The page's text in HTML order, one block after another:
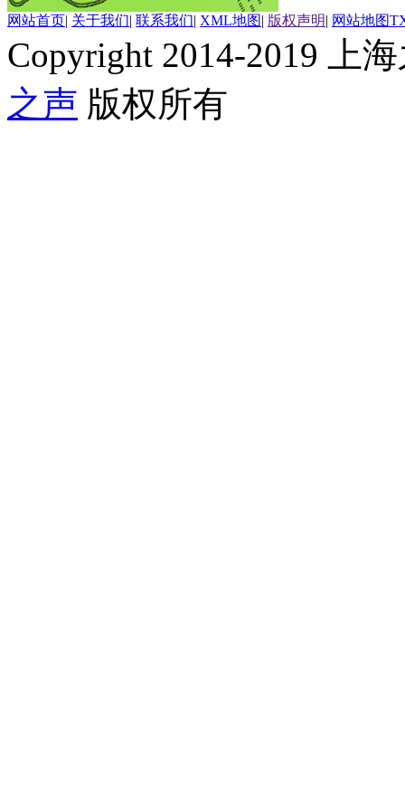
网站首页 关于我们 联系我们 XML地图 版权声明 网站地图
Copyright 2014-2019 上
之声 版权所有